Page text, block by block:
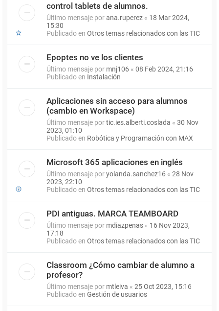
control tablets de alumnos.
Último mensaje porana.ruperez « 18 Mar 2024,
15:30
Publicado en Otros temas relacionados con las TIC
Epoptes no ve los clientes
Último mensaje por mnj106 « 08 Feb 2024, 21:16
Publicado en Instalación
Aplicaciones sin acceso para alumnos
(cambio en Workspace)
Último mensaje portic.ies.alberti.coslada « 30 Nov
2023, 01:10
Publicado en Robótica y Programación con MAX
Microsoft 365 aplicaciones en inglés
Último mensaje poryolanda.sanchez16 « 28 Nov
2023, 22:10
Publicado en Otros temas relacionados con las TIC
PDI antiguas. MARCA TEAMBOARD
Último mensaje por mdiazpenas « 16 Nov 2023,
17:18
Publicado en Otros temas relacionados con las TIC
Classroom ¿Cómo cambiar de alumno a
profesor?
Último mensaje por mtleiva « 25 Oct 2023, 15:16
Publicado en Gestión de usuarios